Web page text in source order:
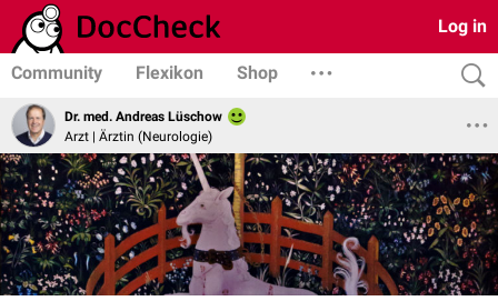
Log in
Community Flexikon Shop
Dr. med. Andreas Lüschow
Arzt | Ärztin (Neurologie)